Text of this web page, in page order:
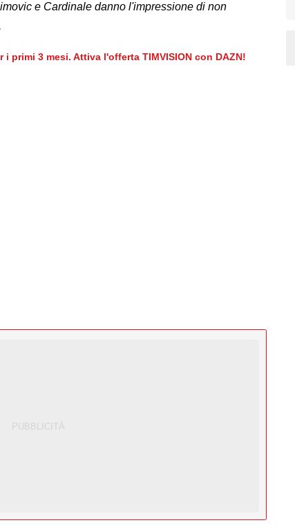
e Cardinale danno l'impressione di non
i primi 3 mesi. Attiva l'offerta TIMVISION con DAZN!